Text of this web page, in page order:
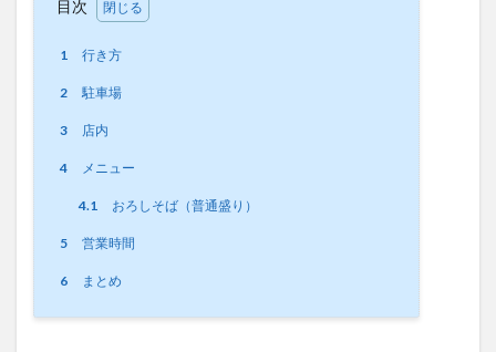
目次
1 行き方
2 駐車場
3 店内
4 メニュー
4.1 おろしそば（普通盛り）
5 営業時間
6 まとめ